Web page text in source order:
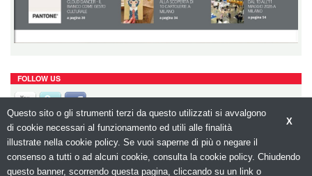
FOLLOW US
X
Questo sito o gli strumenti terzi da questo utilizzati si avvalgono
di cookie necessari al funzionamento ed utili alle finalità
illustrate nella cookie policy. Se vuoi saperne di più o negare il
consenso a tutti o ad alcuni cookie, consulta la cookie policy. Chiudendo
questo banner, scorrendo questa pagina, cliccando su un link o